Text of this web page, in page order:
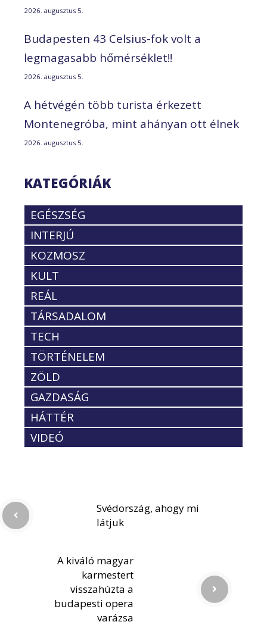
2026. augusztus 5.
Budapesten 43 Celsius-fok volt a
legmagasabb hőmérséklet!!
2026. augusztus 5.
A hétvégén több turista érkezett
Montenegróba, mint ahányan ott élnek
2026. augusztus 5.
KATEGÓRIÁK
EGÉSZSÉG
INTERJÚ
KOZMOSZ
KULT
REÁL
TÁRSADALOM
TECH
TÖRTÉNELEM
ZÖLD
GAZDASÁG
HÁTTÉR
VIDEÓ
Svédország, ahogy mi
látjuk
A kiváló magyar
karmestert
visszahúzta a
budapesti opera
varázsa